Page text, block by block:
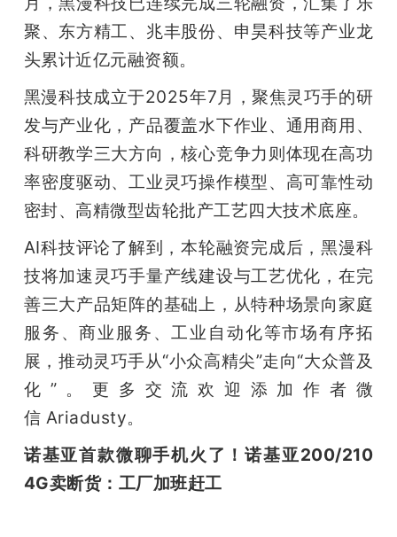
聚、东方精工、兆丰股份、申昊科技等产业龙
头累计近亿元融资额。
黑漫科技成立于2025年7月，聚焦灵巧手的研
发与产业化，产品覆盖水下作业、通用商用、
科研教学三大方向，核心竞争力则体现在高功
率密度驱动、工业灵巧操作模型、高可靠性动
密封、高精微型齿轮批产工艺四大技术底座。
AI科技评论了解到，本轮融资完成后，黑漫科
技将加速灵巧手量产线建设与工艺优化，在完
善三大产品矩阵的基础上，从特种场景向家庭
服务、商业服务、工业自动化等市场有序拓
展，推动灵巧手从“小众高精尖”走向“大众普及
化”。更多交流欢迎添加作者微
信 Ariadusty。
诺基亚首款微聊手机火了！诺基亚200/210
4G卖断货：工厂加班赶工